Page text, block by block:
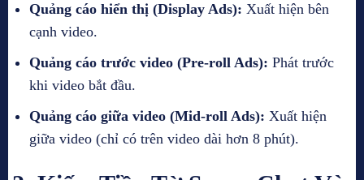
Quảng cáo hiển thị (Display Ads): Xuất hiện bên
cạnh video.
Quảng cáo trước video (Pre-roll Ads): Phát trước
khi video bắt đầu.
Quảng cáo giữa video (Mid-roll Ads): Xuất hiện
giữa video (chỉ có trên video dài hơn 8 phút).